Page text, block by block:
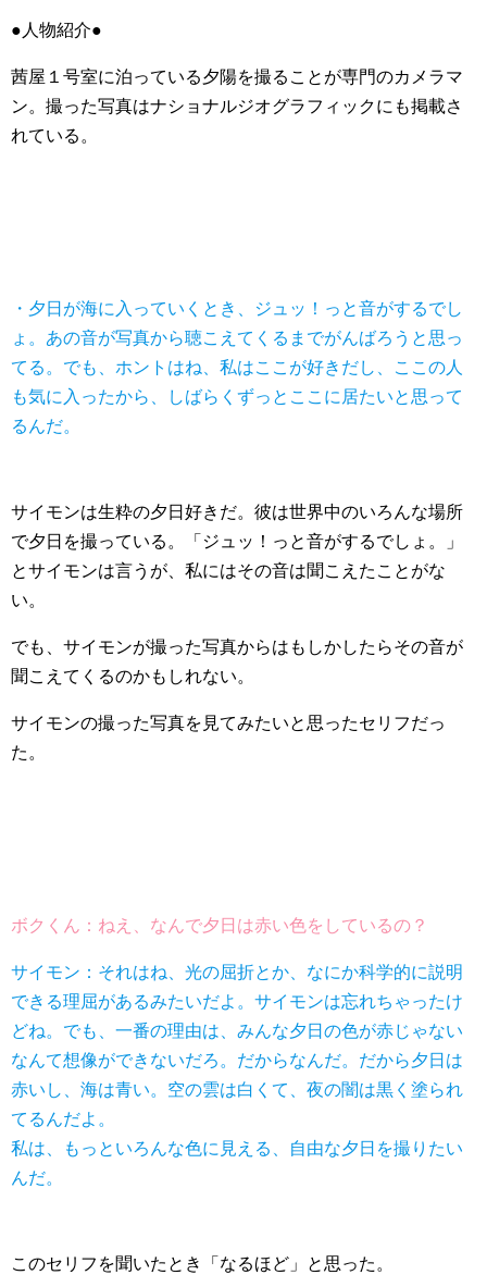
●人物紹介●
茜屋１号室に泊っている夕陽を撮ることが専門のカメラマ
ン。撮った写真はナショナルジオグラフィックにも掲載さ
れている。
・夕日が海に入っていくとき、ジュッ！っと音がするでし
ょ。あの音が写真から聴こえてくるまでがんばろうと思っ
てる。でも、ホントはね、私はここが好きだし、ここの人
も気に入ったから、しばらくずっとここに居たいと思って
るんだ。
サイモンは生粋の夕日好きだ。彼は世界中のいろんな場所
で夕日を撮っている。「ジュッ！っと音がするでしょ。」
とサイモンは言うが、私にはその音は聞こえたことがな
い。
でも、サイモンが撮った写真からはもしかしたらその音が
聞こえてくるのかもしれない。
サイモンの撮った写真を見てみたいと思ったセリフだっ
た。
ボクくん：ねえ、なんで夕日は赤い色をしているの？
サイモン：それはね、光の屈折とか、なにか科学的に説明
できる理屈があるみたいだよ。サイモンは忘れちゃったけ
どね。でも、一番の理由は、みんな夕日の色が赤じゃない
なんて想像ができないだろ。だからなんだ。だから夕日は
赤いし、海は青い。空の雲は白くて、夜の闇は黒く塗られ
てるんだよ。
私は、もっといろんな色に見える、自由な夕日を撮りたい
んだ。
このセリフを聞いたとき「なるほど」と思った。